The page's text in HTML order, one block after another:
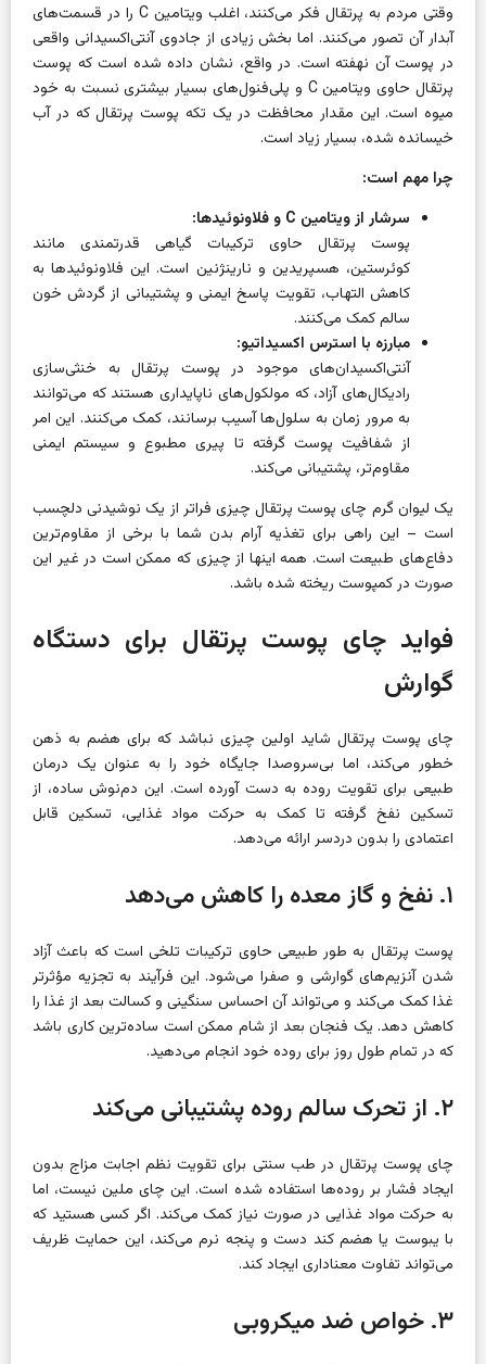
وقتی مردم به پرتقال فکر می‌کنند، اغلب ویتامین C را در قسمت‌های
آبدار آن تصور می‌کنند. اما بخش زیادی از جادوی آنتی‌اکسیدانی واقعی
در پوست آن نهفته است. در واقع، نشان داده شده است که پوست
پرتقال حاوی ویتامین C و پلی‌فنول‌های بسیار بیشتری نسبت به خود
میوه است. این مقدار محافظت در یک تکه پوست پرتقال که در آب
خیسانده شده، بسیار زیاد است.
چرا مهم است:
سرشار از ویتامین C و فلاونوئیدها:
پوست پرتقال حاوی ترکیبات گیاهی قدرتمندی مانند
کوئرستین، هسپریدین و نارینژنین است. این فلاونوئیدها به
کاهش التهاب، تقویت پاسخ ایمنی و پشتیبانی از گردش خون
سالم کمک می‌کنند.
مبارزه با استرس اکسیداتیو:
آنتی‌اکسیدان‌های موجود در پوست پرتقال به خنثی‌سازی
رادیکال‌های آزاد، که مولکول‌های ناپایداری هستند که می‌توانند
به مرور زمان به سلول‌ها آسیب برسانند، کمک می‌کنند. این امر
از شفافیت پوست گرفته تا پیری مطبوع و سیستم ایمنی
مقاوم‌تر، پشتیبانی می‌کند.
یک لیوان گرم چای پوست پرتقال چیزی فراتر از یک نوشیدنی دلچسب
است – این راهی برای تغذیه آرام بدن شما با برخی از مقاوم‌ترین
دفاع‌های طبیعت است. همه اینها از چیزی که ممکن است در غیر این
صورت در کمپوست ریخته شده باشد.
فواید چای پوست پرتقال برای دستگاه
گوارش
چای پوست پرتقال شاید اولین چیزی نباشد که برای هضم به ذهن
خطور می‌کند، اما بی‌سروصدا جایگاه خود را به عنوان یک درمان
طبیعی برای تقویت روده به دست آورده است. این دم‌نوش ساده، از
تسکین نفخ گرفته تا کمک به حرکت مواد غذایی، تسکین قابل
اعتمادی را بدون دردسر ارائه می‌دهد.
۱. نفخ و گاز معده را کاهش می‌دهد
پوست پرتقال به طور طبیعی حاوی ترکیبات تلخی است که باعث آزاد
شدن آنزیم‌های گوارشی و صفرا می‌شود. این فرآیند به تجزیه مؤثرتر
غذا کمک می‌کند و می‌تواند آن احساس سنگینی و کسالت بعد از غذا را
کاهش دهد. یک فنجان بعد از شام ممکن است ساده‌ترین کاری باشد
که در تمام طول روز برای روده خود انجام می‌دهید.
۲. از تحرک سالم روده پشتیبانی می‌کند
چای پوست پرتقال در طب سنتی برای تقویت نظم اجابت مزاج بدون
ایجاد فشار بر روده‌ها استفاده شده است. این چای ملین نیست، اما
به حرکت مواد غذایی در صورت نیاز کمک می‌کند. اگر کسی هستید که
با یبوست یا هضم کند دست و پنجه نرم می‌کند، این حمایت ظریف
می‌تواند تفاوت معناداری ایجاد کند.
۳. خواص ضد میکروبی